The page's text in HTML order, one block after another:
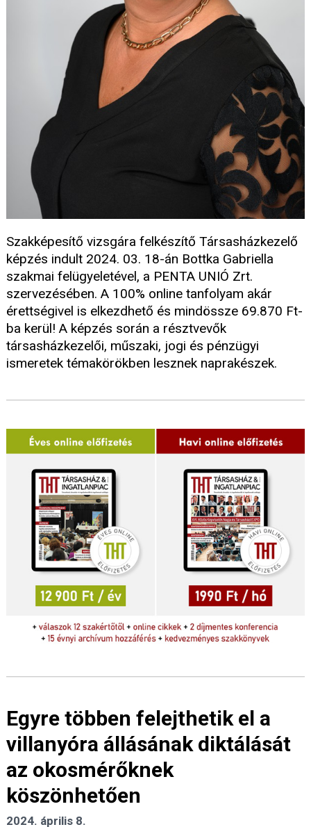
Szakképesítő vizsgára felkészítő Társasházkezelő
képzés indult 2024. 03. 18-án Bottka Gabriella
szakmai felügyeletével, a PENTA UNIÓ Zrt.
szervezésében. A 100% online tanfolyam akár
érettségivel is elkezdhető és mindössze 69.870 Ft-
ba kerül! A képzés során a résztvevők
társasházkezelői, műszaki, jogi és pénzügyi
ismeretek témakörökben lesznek naprakészek.
Egyre többen felejthetik el a
villanyóra állásának diktálását
az okosmérőknek
köszönhetően
2024. április 8.